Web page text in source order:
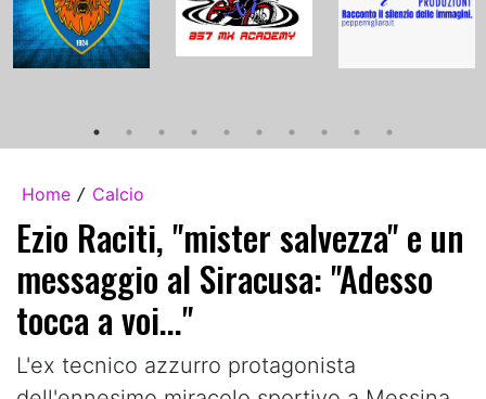
Home / Calcio
Ezio Raciti, "mister salvezza" e un
messaggio al Siracusa: "Adesso
tocca a voi..."
L'ex tecnico azzurro protagonista